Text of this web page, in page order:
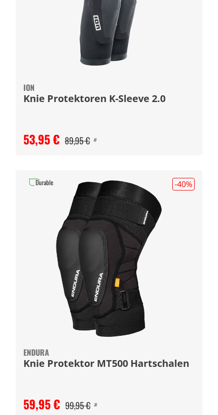
ION
Knie Protektoren K-Sleeve 2.0
53,95 € 89,95 € #
-40%
ENDURA
Knie Protektor MT500 Hartschalen
59,95 € 99,95 € #
Durable